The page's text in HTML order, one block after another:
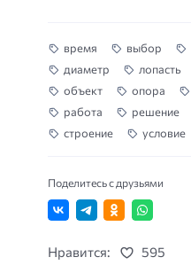
время выбор
диаметр
лопасть
объект
опора
работа
решение
строение
условие
Поделитесь с друзьями
Нравится: 595